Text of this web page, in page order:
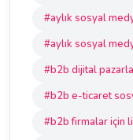
#aylık sosyal
#aylık sosyal
#b2b dijital
#b2b e-ticaret
#b2b firmalar için